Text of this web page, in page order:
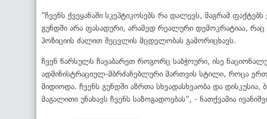
"ჩვენს ქვეყანაში სკეპტიკოსებს რა დალევს, მაგრამ
გუნდში არა ფასადური, არამედ რეალური დემოკრატიაა, რაც
პოზიციის ძალით შეცვლის მცდელობას გამორიცხავს.
ჩვენ წარსულს ჩავაბარეთ როგორც საბჭოური, ისე
ადმინისტრაციულ-მბრძანებლური მართვის სტილი, როცა
მიდიოდა. ჩვენს გუნდში აზრთა სხვადასხვაობა და დისკუსია,
მაგალითი უნახავს ჩვენს საზოგადოებას", - ნათქვამია